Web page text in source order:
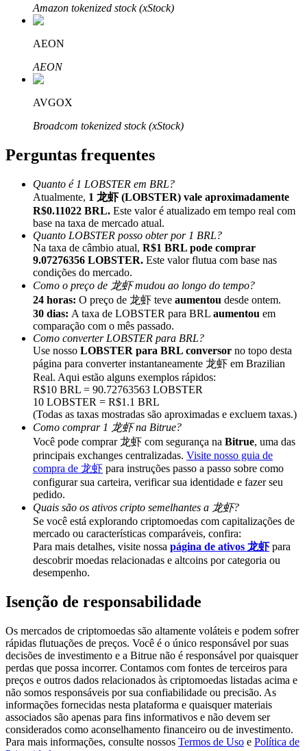
Até 65% de comissões!
Indicação
Convide um amigo para receber recompensas em dinheiro
Deposit CASHCAT & Win
Deposit CASHCAT & Win
Share 500000 CASHCAT prize pool
Exclusive for BitMart Users
Register & Trade to Win 500,000 USDT
Trade Gold & Silver · 33,333 USDT Bonus
USDT New User Exclusive 10% APR
USDT Flexible Staking | Daily Rewards
Amazon tokenized stock (xStock)
AEON
AEON
AVGOX
Broadcom tokenized stock (xStock)
Perguntas frequentes
Quanto é 1 LOBSTER em BRL?
Atualmente, 1 龙虾 (LOBSTER) vale aproximadamente
R$0.11022 BRL. Este valor é atualizado em tempo real com
base na taxa de mercado atual.
Quanto LOBSTER posso obter por 1 BRL?
Na taxa de câmbio atual, R$1 BRL pode comprar
9.07276356 LOBSTER. Este valor flutua com base nas
condições do mercado.
Como o preço de 龙虾 mudou ao longo do tempo?
24 horas: O preço de 龙虾 teve aumentou desde ontem.
30 dias: A taxa de LOBSTER para BRL aumentou em
comparação com o mês passado.
Como converter LOBSTER para BRL?
Use nosso LOBSTER para BRL conversor no topo desta
página para converter instantaneamente 龙虾 em Brazilian
Real. Aqui estão alguns exemplos rápidos:
R$10 BRL = 90.72763563 LOBSTER
10 LOBSTER = R$1.1 BRL
(Todas as taxas mostradas são aproximadas e excluem taxas.)
Como comprar 1 龙虾 na Bitrue?
Você pode comprar 龙虾 com segurança na Bitrue, uma das
principais exchanges centralizadas. Visite nosso guia de
compra de 龙虾 para instruções passo a passo sobre como
configurar sua carteira, verificar sua identidade e fazer seu
pedido.
Quais são os ativos cripto semelhantes a 龙虾?
Se você está explorando criptomoedas com capitalizações de
mercado ou características comparáveis, confira:
Para mais detalhes, visite nossa página de ativos 龙虾para
descobrir moedas relacionadas e altcoins por categoria ou
desempenho.
Isenção de responsabilidade
Os mercados de criptomoedas são altamente voláteis e podem sofrer
rápidas flutuações de preços. Você é o único responsável por suas
decisões de investimento e a Bitrue não é responsável por quaisquer
perdas que possa incorrer. Contamos com fontes de terceiros para
preços e outros dados relacionados às criptomoedas listadas acima e
não somos responsáveis por sua confiabilidade ou precisão. As
informações fornecidas nesta plataforma e quaisquer materiais
associados são apenas para fins informativos e não devem ser
considerados como aconselhamento financeiro ou de investimento.
Para mais informações, consulte nossos Termos de Uso e Política de